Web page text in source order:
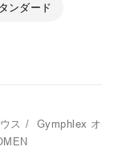
ンダード
ス / Gymphlex オ